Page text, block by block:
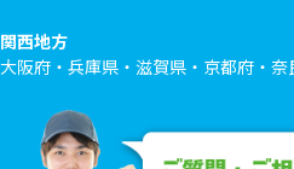
関西地方
大阪府・兵庫県・滋賀県・京都府・奈